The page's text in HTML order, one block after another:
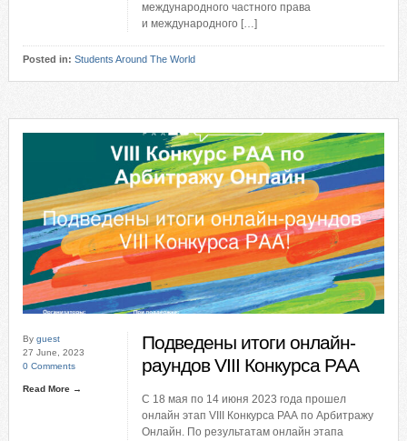
международного частного права
и международного […]
Posted in: Students Around The World
By guest
27 June, 2023
0 Comments
Read More →
Подведены итоги онлайн-
раундов VIII Конкурса РАА
С 18 мая по 14 июня 2023 года прошел
онлайн этап VIII Конкурса РАА по Арбитражу
Онлайн. По результатам онлайн этапа